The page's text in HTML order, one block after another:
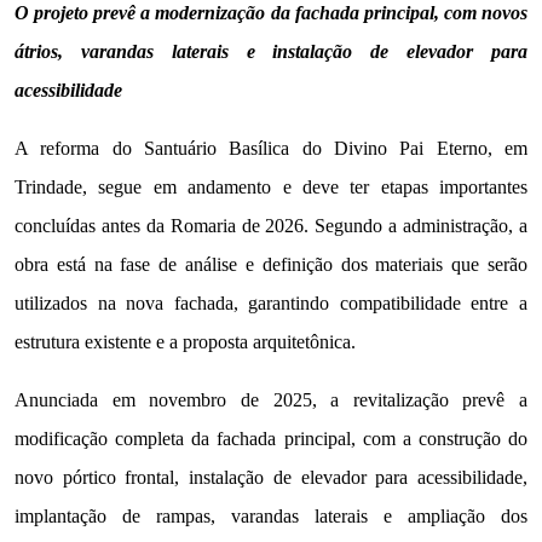
O projeto prevê a modernização da fachada principal, com novos
átrios, varandas laterais e instalação de elevador para
acessibilidade
A reforma do Santuário Basílica do Divino Pai Eterno, em
Trindade, segue em andamento e deve ter etapas importantes
concluídas antes da Romaria de 2026. Segundo a administração, a
obra está na fase de análise e definição dos materiais que serão
utilizados na nova fachada, garantindo compatibilidade entre a
estrutura existente e a proposta arquitetônica.
Anunciada em novembro de 2025, a revitalização prevê a
modificação completa da fachada principal, com a construção do
novo pórtico frontal, instalação de elevador para acessibilidade,
implantação de rampas, varandas laterais e ampliação dos